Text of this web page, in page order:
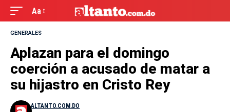
Aa
GENERALES
Aplazan para el domingo
coerción a acusado de matar a
su hijastro en Cristo Rey
ALTANTO.COM.DO